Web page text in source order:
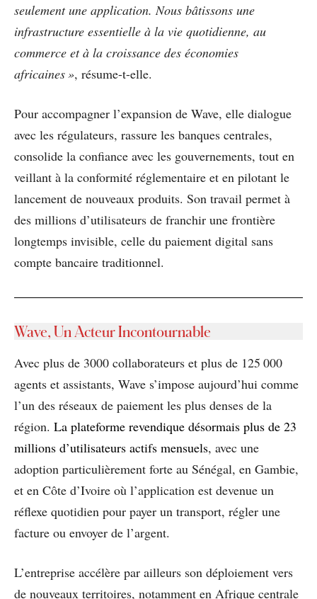
seulement une application. Nous bâtissons une
infrastructure essentielle à la vie quotidienne, au
commerce et à la croissance des économies
africaines », résume-t-elle.
Pour accompagner l’expansion de Wave, elle dialogue
avec les régulateurs, rassure les banques centrales,
consolide la confiance avec les gouvernements, tout en
veillant à la conformité réglementaire et en pilotant le
lancement de nouveaux produits. Son travail permet à
des millions d’utilisateurs de franchir une frontière
longtemps invisible, celle du paiement digital sans
compte bancaire traditionnel.
Wave, Un Acteur Incontournable
Avec plus de 3000 collaborateurs et plus de 125 000
agents et assistants, Wave s’impose aujourd’hui comme
l’un des réseaux de paiement les plus denses de la
région. La plateforme revendique désormais plus de 23
millions d’utilisateurs actifs mensuels, avec une
adoption particulièrement forte au Sénégal, en Gambie,
et en Côte d’Ivoire où l’application est devenue un
réflexe quotidien pour payer un transport, régler une
facture ou envoyer de l’argent.
L’entreprise accélère par ailleurs son déploiement vers
de nouveaux territoires, notamment en Afrique centrale